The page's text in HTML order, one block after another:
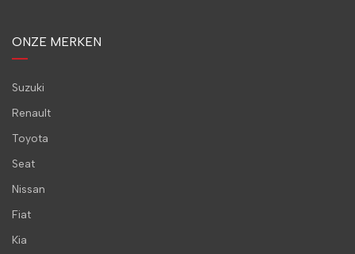
ONZE MERKEN
Suzuki
Renault
Toyota
Seat
Nissan
Fiat
Kia